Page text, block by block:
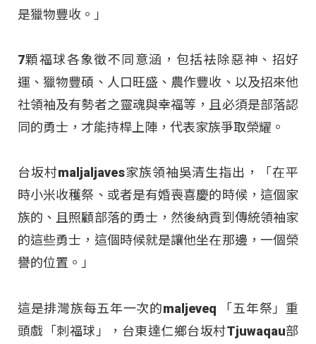
是獵物豐收。」
7顆福球各象徵不同意涵，包括袪除惡神、招好
運、獵物豐碩、人口旺盛、農作豐收、以及招來他
社領袖及有勢者之靈魂與幸福等，且必須是部落認
同的勇士，才能持桿上陣，代表家族爭取榮耀。
台坂村maljaljaves家族領袖吳清生指出，「在平
時小米收穫祭、或者是有婚喪喜慶的時候，這個家
族的、且照顧部落的勇士，然後納貢到傳統領袖家
的這些勇士，這個時候就是讓他坐在那邊，一個榮
譽的位置。」
這是排灣族每五年一次的maljeveq 「五年祭」重
頭戲「刺福球」，台東達仁鄉台坂村Tjuwaqau部